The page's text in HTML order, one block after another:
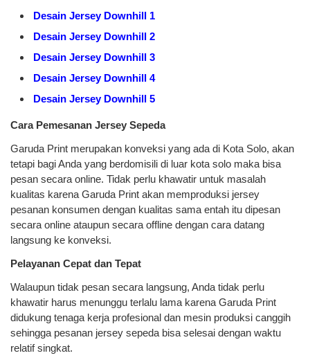
Desain Jersey Downhill 1
Desain Jersey Downhill 2
Desain Jersey Downhill 3
Desain Jersey Downhill 4
Desain Jersey Downhill 5
Cara Pemesanan Jersey Sepeda
Garuda Print merupakan konveksi yang ada di Kota Solo, akan
tetapi bagi Anda yang berdomisili di luar kota solo maka bisa
pesan secara online. Tidak perlu khawatir untuk masalah
kualitas karena Garuda Print akan memproduksi jersey
pesanan konsumen dengan kualitas sama entah itu dipesan
secara online ataupun secara offline dengan cara datang
langsung ke konveksi.
Pelayanan Cepat dan Tepat
Walaupun tidak pesan secara langsung, Anda tidak perlu
khawatir harus menunggu terlalu lama karena Garuda Print
didukung tenaga kerja profesional dan mesin produksi canggih
sehingga pesanan jersey sepeda bisa selesai dengan waktu
relatif singkat.